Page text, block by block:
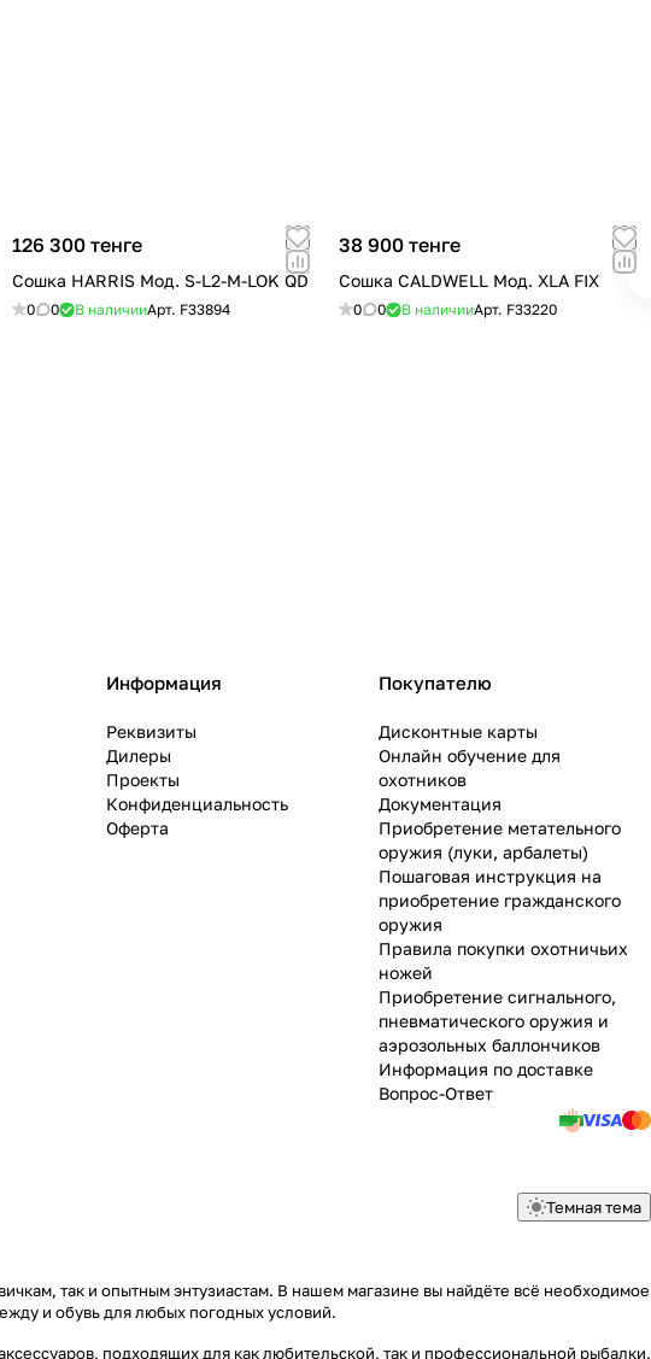
126 300 тенге
Сошка HARRIS Мод. S-L2-M-LOK QD
0 0 В наличииАрт. F33894
38 900 тенге
Сошка CALDWELL Мод. XLA FIX
0 0 В наличииАрт. F33220
Информация
Реквизиты
Дилеры
Проекты
Конфиденциальность
Оферта
Покупателю
Дисконтные карты
Онлайн обучение для
охотников
Документация
Приобретение метательного
оружия (луки, арбалеты)
Пошаговая инструкция на
приобретение гражданского
оружия
Правила покупки охотничьих
ножей
Приобретение сигнального,
пневматического оружия и
аэрозольных баллончиков
Информация по доставке
Вопрос-Ответ
Темная тема
так и опытным энтузиастам. В нашем магазине вы найдёте всё необходимое
и обувь для любых погодных условий.
подходящих для как любительской, так и профессиональной рыбалки.